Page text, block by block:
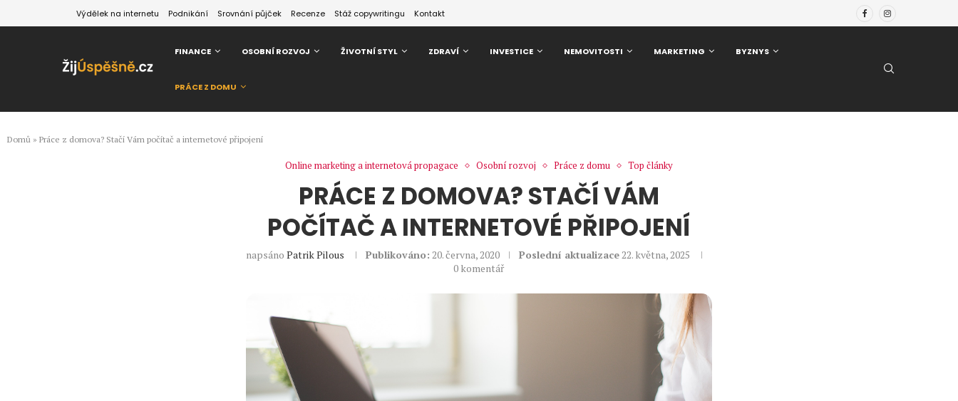
Výdělek na internetu Podnikání Srovnání půjček Recenze Stáž copywritingu Kontakt
FINANCE OSOBNÍ ROZVOJ ŽIVOTNÍ STYL ZDRAVÍ INVESTICE NEMOVITOSTI MARKETING BYZNYS
PRÁCE Z DOMU
Domů » Práce z domova? Stačí Vám počítač a internetové připojení
Online marketing a internetová propagace Osobní rozvoj Práce z domu Top články
PRÁCE Z DOMOVA? STAČÍ VÁM
POČÍTAČ A INTERNETOVÉ PŘIPOJENÍ
napsánoPatrik Pilous Publikováno: 20. června, 2020 Poslední aktualizace22. května, 2025
0 komentář